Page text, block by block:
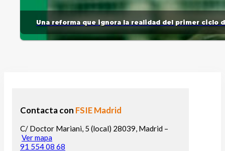
Una reforma que ignora la realidad del primer ciclo
Contacta con FSIE Madrid
C/ Doctor Mariani, 5 (local) 28039, Madrid –
Ver mapa
91 554 08 68